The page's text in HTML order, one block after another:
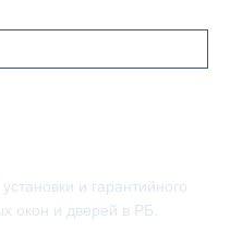
и гарантийного
окон и дверей в РБ.